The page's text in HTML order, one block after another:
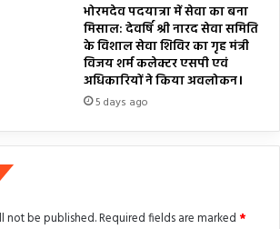
भोरमदेव पदयात्रा में सेवा का बना
मिसाल: देवर्षि श्री नारद सेवा समिति
के विशाल सेवा शिविर का गृह मंत्री
विजय शर्म कलेक्टर एसपी एवं
अधिकारियों ने किया अवलोकन।
5 days ago
not be published.Required fields are marked *